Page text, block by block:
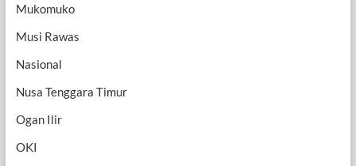
Mukomuko
Musi Rawas
Nasional
Nusa Tenggara Timur
Ogan Ilir
OKI